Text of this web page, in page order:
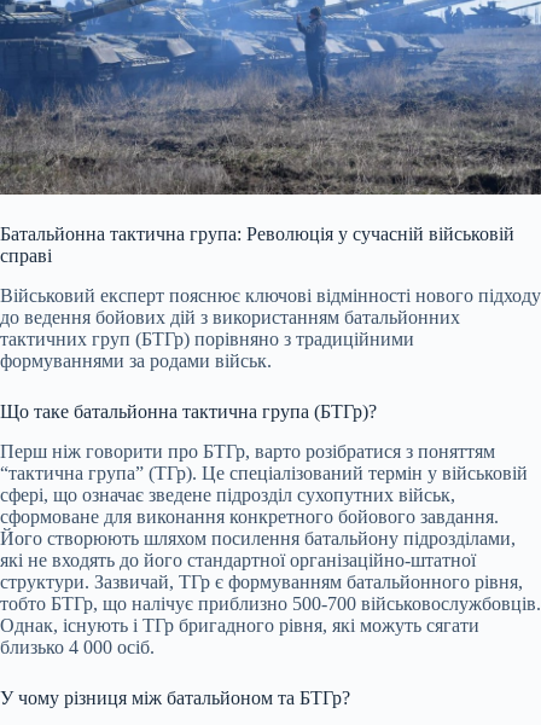
Батальйонна тактична група: Революція у сучасній військовій
справі
Військовий експерт пояснює ключові відмінності нового підходу
до ведення бойових дій з використанням батальйонних
тактичних груп (БТГр) порівняно з традиційними
формуваннями за родами військ.
Що таке батальйонна тактична група (БТГр)?
Перш ніж говорити про БТГр, варто розібратися з поняттям
“тактична група” (ТГр). Це спеціалізований термін у військовій
сфері, що означає зведене підрозділ сухопутних військ,
сформоване для виконання конкретного бойового завдання.
Його створюють шляхом посилення батальйону підрозділами,
які не входять до його стандартної організаційно-штатної
структури. Зазвичай, ТГр є формуванням батальйонного рівня,
тобто БТГр, що налічує приблизно 500-700 військовослужбовців.
Однак, існують і ТГр бригадного рівня, які можуть сягати
близько 4 000 осіб.
У чому різниця між батальйоном та БТГр?